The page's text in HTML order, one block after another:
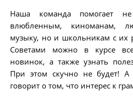
Наша команда помогает
влюбленным, киноманам,
музыку, но и школьникам с
Советами можно в курсе
новинок, а также узнать
При этом скучно не будет! А
говорит о том, что интерес к